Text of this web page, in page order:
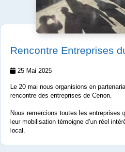
Rencontre Entreprises
25 Mai 2025
Le 20 mai nous organisions en
rencontre des entreprises de Cenon.
Nous remercions toutes les entreprises
leur mobilisation témoigne d’un réel
local.